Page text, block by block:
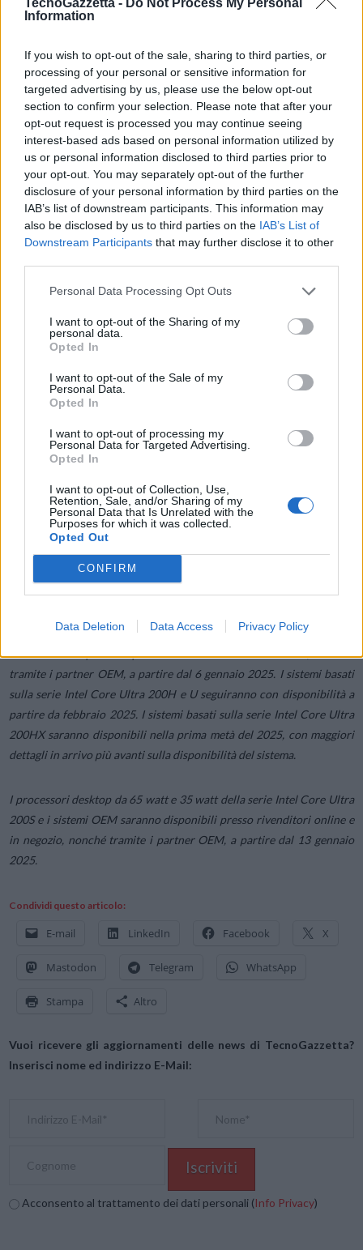
Information
If you wish to opt-out of the sale, sharing to third parties, or
processing of your personal or sensitive information for
targeted advertising by us, please use the below opt-out
section to confirm your selection. Please note that after your
opt-out request is processed you may continue seeing
interest-based ads based on personal information utilized by
us or personal information disclosed to third parties prior to
your opt-out. You may separately opt-out of the further
disclosure of your personal information by third parties on the
IAB’s list of downstream participants. This information may
also be disclosed by us to third parties on the IAB’s List of
Downstream Participants that may further disclose it to other
Personal Data Processing Opt Outs
I want to opt-out of the Sharing of my
personal data.
Opted In
I want to opt-out of the Sale of my
Personal Data.
Opted In
I want to opt-out of processing my
Personal Data for Targeted Advertising.
Opted In
I want to opt-out of Collection, Use,
Retention, Sale, and/or Sharing of my
Personal Data that Is Unrelated with the
Purposes for which it was collected.
Opted Out
CONFIRM
Data Deletion Data Access Privacy Policy
AI all’edge, con guadagni in termini di prestazioni che superano i
prodotti concorrenti in parametri critici come l’elaborazione
I nuovi processori Intel® Core™ Ultra 9 mostrano enormi
miglioramenti delle prestazioni nei carichi di lavoro AI rispetto alla
generazione precedente, stabilendo un nuovo punto di riferimento
per le capacità AI edge. Confrontando Intel® Core™ Ultra 9 285H
con 185H, le prestazioni sono fino a 2,2 volte superiori nella
computer vision di Procyon AI, fino a 3,3 volte superiori in Llama 3
8B e fino a 2,3 volte superiori in diffusione stabile 1.510.
meno rispetto al Jetson AGX Orin di Nvidia, batte il suo concorrente
con prestazioni multimediali fino a 5,6 volte più veloci, prestazioni di
analisi video fino a 3,4 volte più veloci e prestazioni per watt per
dollaro fino a 8,2 volte migliori11.
I principali prodotti edge presentati al CES includono:
Processori Intel® Core™ Ultra serie 200S/H/U (nome in codice
Arrow Lake).
Processori Intel® Core™ serie 200S/H (nome in codice Bartlett
Lake S e Raptor Lake H Refresh).
Processori Intel® Core™ serie 100U (nome in codice Raptor Lake
U Refresh).
Processore Intel® Core™ 3 e processore Intel® (nome in codice
I sistemi basati sulla serie Intel Core Ultra 200V con piattaforma Intel
vPro sono disponibili presso rivenditori online e fisici, nonché
tramite i partner OEM, a partire dal 6 gennaio 2025. I sistemi basati
sulla serie Intel Core Ultra 200H e U seguiranno con disponibilità a
partire da febbraio 2025. I sistemi basati sulla serie Intel Core Ultra
200HX saranno disponibili nella prima metà del 2025, con maggiori
dettagli in arrivo più avanti sulla disponibilità del sistema.
I processori desktop da 65 watt e 35 watt della serie Intel Core Ultra
200S e i sistemi OEM saranno disponibili presso rivenditori online e
in negozio, nonché tramite i partner OEM, a partire dal 13 gennaio
2025.
Condividi questo articolo:
E-mail LinkedIn Facebook X
Mastodon Telegram WhatsApp
Stampa Altro
Vuoi ricevere gli aggiornamenti delle news di TecnoGazzetta?
Inserisci nome ed indirizzo E-Mail:
Acconsento al trattamento dei dati personali (Info Privacy)